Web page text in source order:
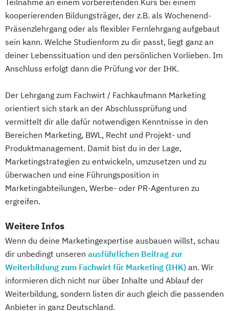
Teilnahme an einem vorbereitenden Kurs bei einem
kooperierenden Bildungsträger, der z.B. als Wochenend-
Präsenzlehrgang oder als flexibler Fernlehrgang aufgebaut
sein kann. Welche Studienform zu dir passt, liegt ganz an
deiner Lebenssituation und den persönlichen Vorlieben. Im
Anschluss erfolgt dann die Prüfung vor der IHK.
Der Lehrgang zum Fachwirt / Fachkaufmann Marketing
orientiert sich stark an der Abschlussprüfung und
vermittelt dir alle dafür notwendigen Kenntnisse in den
Bereichen Marketing, BWL, Recht und Projekt- und
Produktmanagement. Damit bist du in der Lage,
Marketingstrategien zu entwickeln, umzusetzen und zu
überwachen und eine Führungsposition in
Marketingabteilungen, Werbe- oder PR-Agenturen zu
ergreifen.
Weitere Infos
Wenn du deine Marketingexpertise ausbauen willst, schau
dir unbedingt unseren ausführlichen Beitrag zur
Weiterbildung zum Fachwirt für Marketing (IHK) an. Wir
informieren dich nicht nur über Inhalte und Ablauf der
Weiterbildung, sondern listen dir auch gleich die passenden
Anbieter in ganz Deutschland.